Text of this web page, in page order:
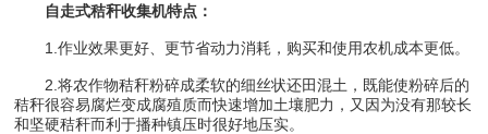
自走式秸秆收集机特点：
1.作业效果更好、更节省动力消耗，购买和使用农机成本更低。
2.将农作物秸秆粉碎成柔软的细丝状还田混土，既能使粉碎后的
秸秆很容易腐烂变成腐殖质而快速增加土壤肥力，又因为没有那较长
和坚硬秸秆而利于播种镇压时很好地压实。